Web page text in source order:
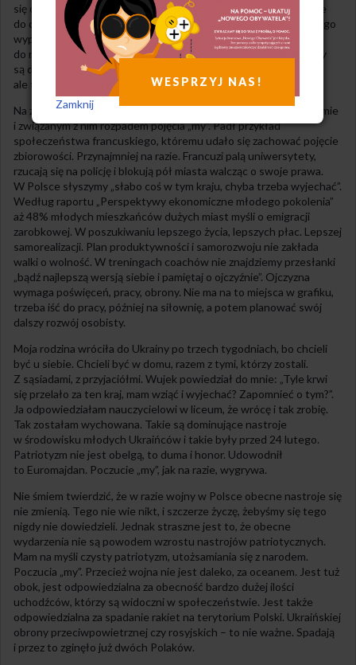
się od narcystycznych szlachciców, a w rezultacie przerzutu żyje
do dziś. Szkodliwość tego tekstu polega na tym, że większość jego
wypowiedzi to obelgi. Jego artykuł to idealne paliwo napędowe
do nienawistnej narracji o „durnych prawakach”. A jeżeli prawacy
są durni, to ich wartości też. To dość odważne uogólnienie,
ale tak odbierają ten przekaz młodzi.
Na zajęciach z dyskursów mediów rozmawialiśmy o indywidualizmie
i związanym z nim rozpadem pojęcia „my”. Padł przykład
społeczeństwa francuskiego, któremu udało się zachować pojęcie
zbiorowości. Przynajmniej na razie. Francuzi palą uniwersytety,
rzucają się na policję i blokują pół miasta walcząc o swoje prawa.
W Polsce słyszymy „słabo coś w tym kraju, chyba trzeba wyjechać”.
Według raportu „Perspektywy ekonomiczne młodego pokolenia”
aż 48% młodych mieszkańców dużych miast myśli o emigracji
zarobkowej. W poszukiwaniu lepszego życia, lepszych płac. Lepszej
samorealizacji. Plan produktywności i samorozwoju nie zakłada
walki o wolność. W treningach coachów nie znajdziemy przesłanki
„bądź najlepszą wersją siebie i pamiętaj o ojczyźnie”. Ojczyzna
wymaga poświęceń, pracy, obrony. Nie ma na to miejsca w grafiku,
trzeba iść do pracy, później na siłownię, a potem planować swój
dalszy rozwój osobisty.
Moja rodzina wróciła do Ukrainy po trzech tygodniach, bo chcieli
być u siebie. Chcieli być w domu, razem z tymi, którzy zostali.
Z sąsiadami, z przyjaciółmi. Wujek powiedział do mnie: „Tyle krwi
się przelało za ten kraj, mam wziąć i wyjechać? Zapomnieć o tym?”.
Ja odpowiedziałam nauczycielowi w liceum, że wrócę i tak zrobię.
Tak zostałam wychowana. Takie są dominujące nastroje
w środowisku młodych Ukraińców i takie były przed 24 lutego.
Patriotyzm nie jest obelgą, to duma i honor. Udowodnił
to Euromajdan. Poczucie „my”, jak na razie, wygrywa.
Nie śmiem twierdzić, że w razie wojny w Polsce obecne nastroje się
nie zmienią. Tego nie wie nikt, i szczerze życzę, żebyśmy się tego
nigdy nie dowiedzieli. Jednak straszne jest to, że obecne
wydarzenia nie są powodem wzrostu nastrojów patriotycznych.
Mam na myśli czysty patriotyzm, utożsamiania się z narodem.
Poczucia „my”. Przecież wojna nie jest daleko, za oceanem. Jest tuż
obok, jest odpowiedzialna za obecność bardzo dużej ilości
uchodźców, którzy są widoczni w społeczeństwie. Jest także
odpowiedzialna za spadanie rakiet na terytorium Polski. Ukraińskiej
obrony przeciwpowietrznej czy rosyjskich – to nie ważne. Spadają
i przez to zginęło już dwóch Polaków.
WESPRZYJ NAS!
Zamknij